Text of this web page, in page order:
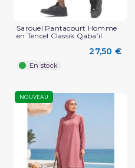
Sarouel Pantacourt Homme
en Tencel Classik Qaba’il
27,50 €
En stock
NOUVEAU